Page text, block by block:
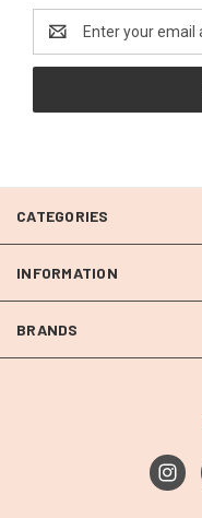
Address
CATEGORIES
INFORMATION
BRANDS